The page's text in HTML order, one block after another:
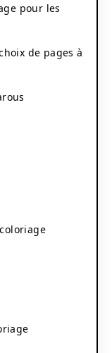
pour les
de pages à